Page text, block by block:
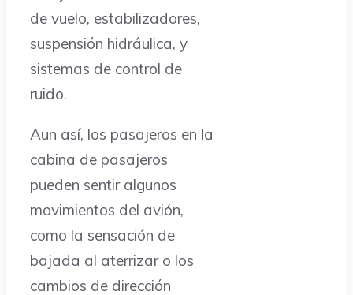
de vuelo, estabilizadores,
suspensión hidráulica, y
sistemas de control de
ruido.
Aun así, los pasajeros en la
cabina de pasajeros
pueden sentir algunos
movimientos del avión,
como la sensación de
bajada al aterrizar o los
cambios de dirección